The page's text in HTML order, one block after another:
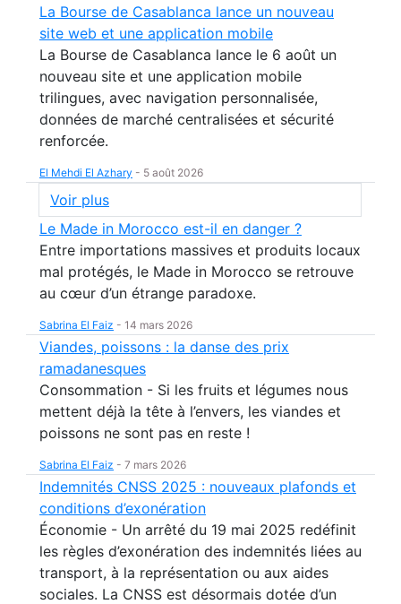
La Bourse de Casablanca lance un nouveau
site web et une application mobile
La Bourse de Casablanca lance le 6 août un
nouveau site et une application mobile
trilingues, avec navigation personnalisée,
données de marché centralisées et sécurité
renforcée.
El Mehdi El Azhary - 5 août 2026
Voir plus
Le Made in Morocco est-il en danger ?
Entre importations massives et produits locaux
mal protégés, le Made in Morocco se retrouve
au cœur d’un étrange paradoxe.
Sabrina El Faiz - 14 mars 2026
Viandes, poissons : la danse des prix
ramadanesques
Consommation - Si les fruits et légumes nous
mettent déjà la tête à l’envers, les viandes et
poissons ne sont pas en reste !
Sabrina El Faiz - 7 mars 2026
Indemnités CNSS 2025 : nouveaux plafonds et
conditions d’exonération
Économie - Un arrêté du 19 mai 2025 redéfinit
les règles d’exonération des indemnités liées au
transport, à la représentation ou aux aides
sociales. La CNSS est désormais dotée d’un